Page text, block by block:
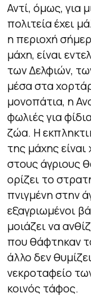
Αντί, όμως, για
πολιτεία έχει
η περιοχή
μάχη, είναι
των Δελφιών,
μέσα στα
μονοπάτια, η
φωλιές για
ζώα. Η
της μάχης
στους άγριους
ορίζει το
πνιγμένη στην
εξαγριωμένοι
μοιάζει να
που θάφτηκαν
άλλο δεν
νεκροταφείο
κοινός τάφος.